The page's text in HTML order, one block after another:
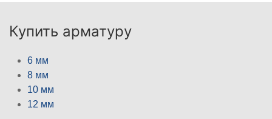
Купить арматуру
6 мм
8 мм
10 мм
12 мм